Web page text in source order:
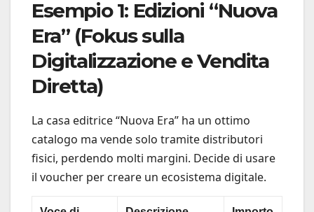
Esempio 1: Edizioni “Nuova
Era” (Fokus sulla
Digitalizzazione e Vendita
Diretta)
La casa editrice “Nuova Era” ha un ottimo
catalogo ma vende solo tramite distributori
fisici, perdendo molti margini. Decide di usare
il voucher per creare un ecosistema digitale.